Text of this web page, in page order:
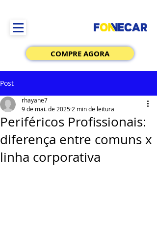
COMPRE AGORA
Post
Periféricos Profissionais:
diferença entre comuns x
linha corporativa
rhayane7
9 de mai. de 2025 2 min de leitura